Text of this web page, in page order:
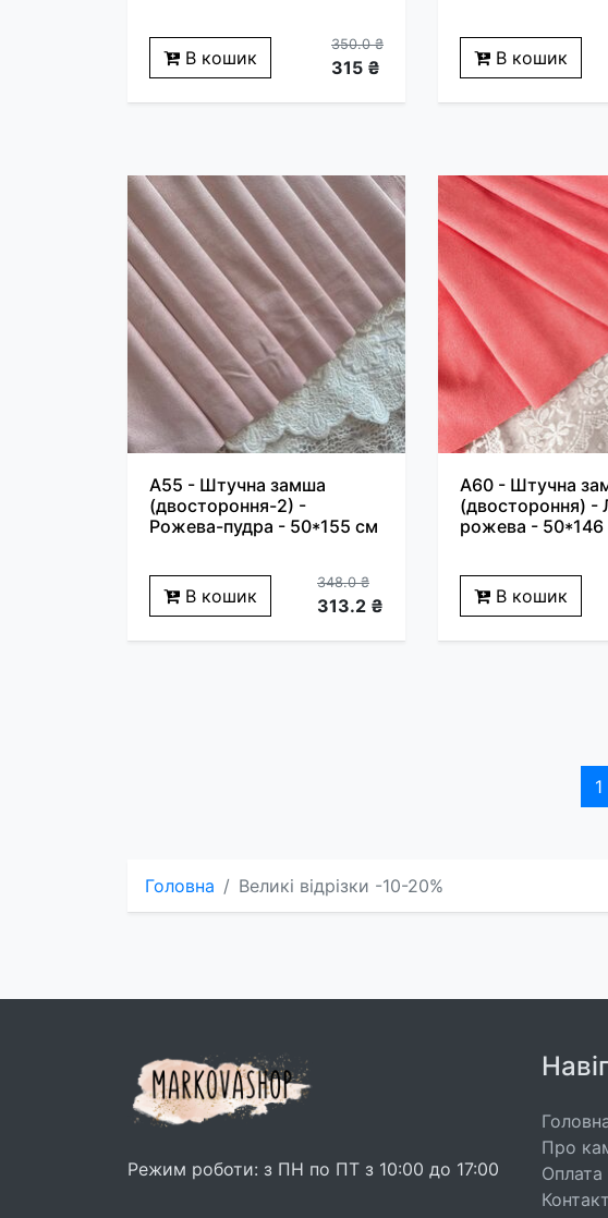
В кошик
350.0 ₴
315 ₴ В кошик
A55 - Штучна замша
(двостороння-2) -
Рожева-пудра - 50*155 см
В кошик
348.0 ₴
313.2 ₴
A60 - Штучна
(двостороння) -
рожева - 50*146
В кошик
1
Головна Великі відрізки -10-20%
Режим роботи: з ПН по ПТ з 10:00 до 17:00
Про
Оплата